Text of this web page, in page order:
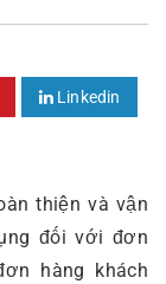
Linkedin
thiện và vận
đối với đơn
hàng khách